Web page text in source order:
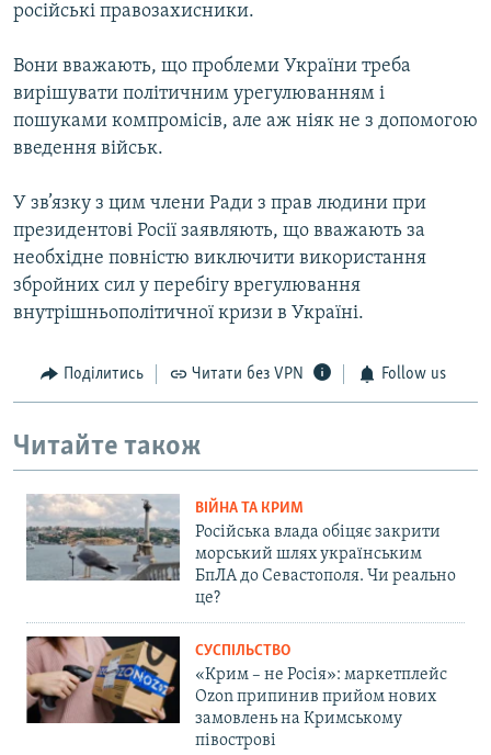
російські правозахисники.
Вони вважають, що проблеми України треба
вирішувати політичним урегулюванням і
пошуками компромісів, але аж ніяк не з допомогою
введення військ.
У зв’язку з цим члени Ради з прав людини при
президентові Росії заявляють, що вважають за
необхідне повністю виключити використання
збройних сил у перебігу врегулювання
внутрішньополітичної кризи в Україні.
Поділитись Читати без VPN Follow us
Читайте також
ВІЙНА ТА КРИМ
Російська влада обіцяє закрити
морський шлях українським
БпЛА до Севастополя. Чи реально
це?
СУСПІЛЬСТВО
«Крим – не Росія»: маркетплейс
Ozon припинив прийом нових
замовлень на Кримському
півострові